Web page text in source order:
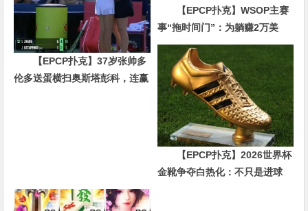
【EPCP扑克】37岁张帅多
伦多送蛋横扫奥斯塔彭科，连赢
【EPCP扑克】WSOP主赛
事“拖时间门”：为躺赚2万美
金，他磨了整整17分钟
【EPCP扑克】2026世界杯
金靴争夺白热化：不只是进球